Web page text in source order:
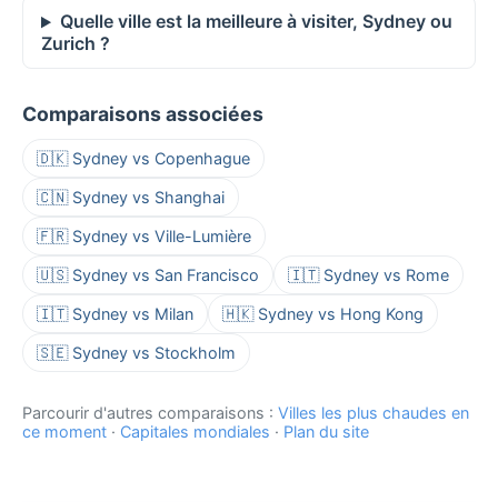
Quelle ville est la meilleure à visiter, Sydney ou
Zurich ?
Comparaisons associées
🇩🇰 Sydney vs Copenhague
🇨🇳 Sydney vs Shanghai
🇫🇷 Sydney vs Ville-Lumière
🇺🇸 Sydney vs San Francisco 🇮🇹 Sydney vs Rome
🇮🇹 Sydney vs Milan 🇭🇰 Sydney vs Hong Kong
🇸🇪 Sydney vs Stockholm
Parcourir d'autres comparaisons : Villes les plus chaudes en
ce moment · Capitales mondiales · Plan du site